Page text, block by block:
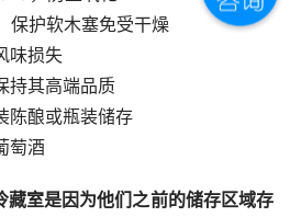
保护软木塞免受干燥
味损失
持其高端品质
陈酿或瓶装储存
萄酒
藏室是因为他们之前的储存区域存